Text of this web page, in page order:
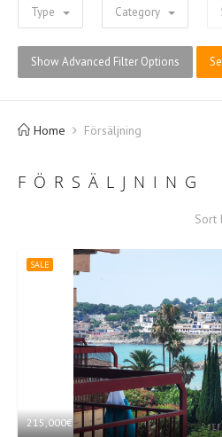
Type
Category
Show Advanced Filter Options
Home Försäljning
FÖRSÄLJNING
Sort
215,000€
SALE